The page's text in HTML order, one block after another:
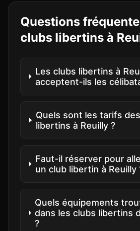
Questions
clubs libertins à
Les clubs libertins à
acceptent-ils les
Quels sont les tarifs
libertins à Reuilly ?
Faut-il réserver pour
un club libertin à Reuilly
Quels équipements
dans les clubs libertins
?